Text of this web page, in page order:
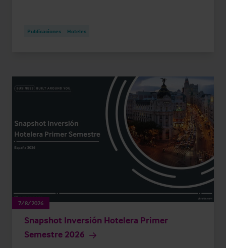
Publicaciones Hoteles
7/8/2026
Snapshot Inversión Hotelera Primer
Semestre 2026